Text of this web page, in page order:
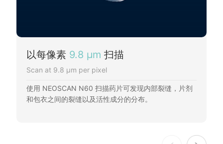
以每像素 9.8 μm 扫描
Scan at 9.8 μm per pixel
使用 NEOSCAN N60 扫描药片可发现内部裂缝，片剂
和包衣之间的裂缝以及活性成分的分布。